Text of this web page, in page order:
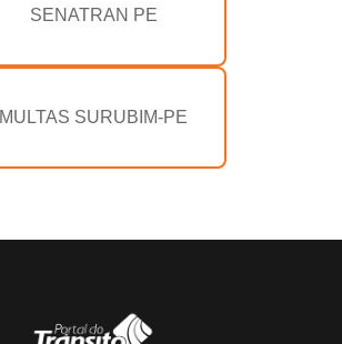
SENATRAN PE
MULTAS SURUBIM-PE